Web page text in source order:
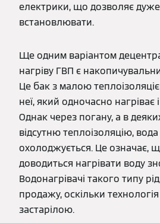
електрики, що дозволяє дуже
встановлювати.
Ще одним варіантом
нагріву ГВП є
Це бак з малою
неї, який одночасно нагріває
Однак через погану, а в
відсутню теплоізоляцію,
охолоджується. Це означає,
доводиться нагрівати воду
Водонагрівачі такого типу
продажу, оскільки
застарілою.